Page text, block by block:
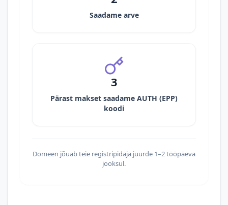
Saadame arve
3
Pärast makset saadame AUTH (EPP)
koodi
Domeen jõuab teie registripidaja juurde 1–2 tööpäeva
jooksul.